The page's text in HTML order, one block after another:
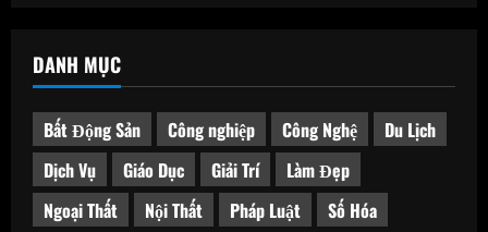
DANH MỤC
Bất Động Sản Công nghiệp Công Nghệ
Du Lịch
Dịch Vụ
Giáo Dục Giải Trí
Làm Đẹp
Ngoại Thất
Nội Thất Pháp Luật
Số Hóa